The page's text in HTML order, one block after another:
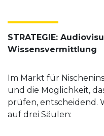
STRATEGIE:
Wissensvermittlung
Im Markt für
und die Möglichkeit,
prüfen, entscheidend.
auf drei Säulen: